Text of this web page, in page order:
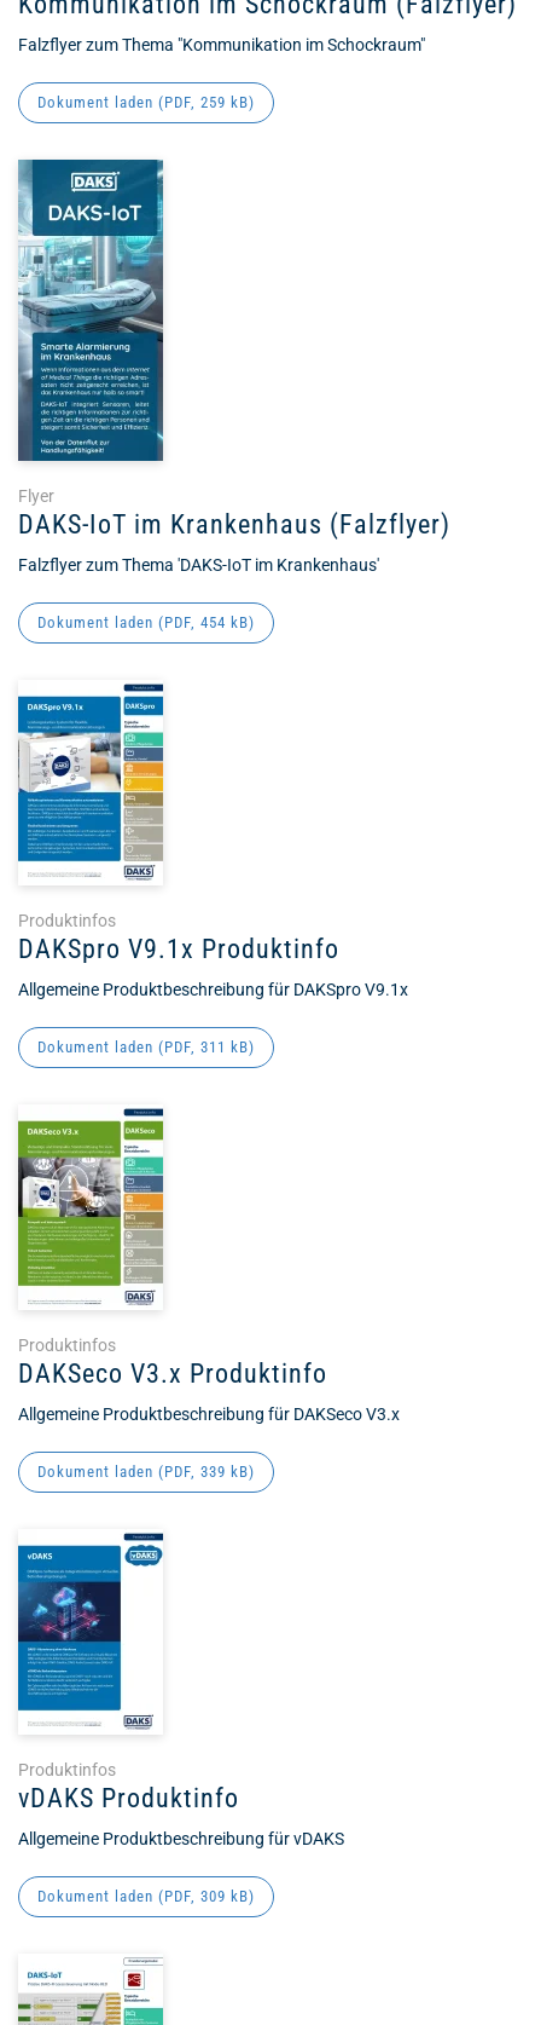
Falzflyer zum Thema "Kommunikation im Schockraum"
Dokument laden (PDF, 259 kB)
Flyer
DAKS-IoT im Krankenhaus (Falzflyer)
Falzflyer zum Thema 'DAKS-IoT im Krankenhaus'
Dokument laden (PDF, 454 kB)
Produktinfos
DAKSpro V9.1x Produktinfo
Allgemeine Produktbeschreibung für DAKSpro V9.1x
Dokument laden (PDF, 311 kB)
Produktinfos
DAKSeco V3.x Produktinfo
Allgemeine Produktbeschreibung für DAKSeco V3.x
Dokument laden (PDF, 339 kB)
Produktinfos
vDAKS Produktinfo
Allgemeine Produktbeschreibung für vDAKS
Dokument laden (PDF, 309 kB)